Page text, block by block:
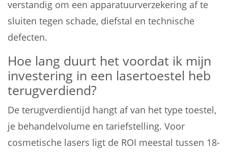
verstandig om een apparatuurverzekering af te
sluiten tegen schade, diefstal en technische
defecten.
Hoe lang duurt het voordat ik mijn
investering in een lasertoestel heb
terugverdiend?
De terugverdientijd hangt af van het type toestel,
je behandelvolume en tariefstelling. Voor
cosmetische lasers ligt de ROI meestal tussen 18-